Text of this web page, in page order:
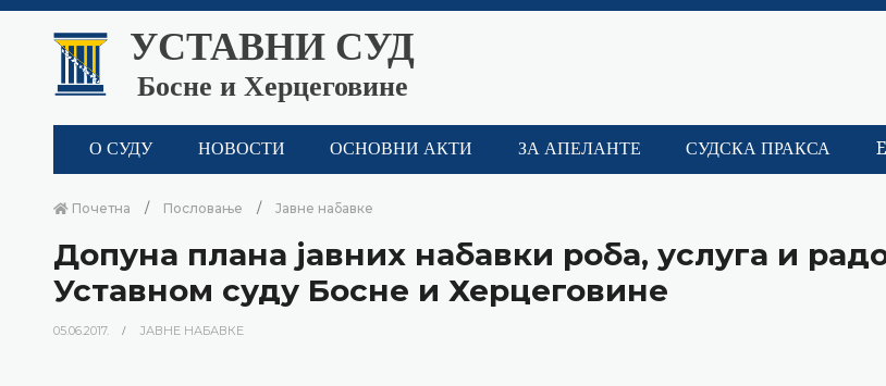
УСТАВНИ СУД
Босне и Херцеговине
О СУДУ НОВОСТИ ОСНОВНИ АКТИ ЗА АПЕЛАНТЕ СУДСКА ПРАКСА
Почетна Пословање Јавне набавке
Допуна плана јавних набавки роба, услуга и
Уставном суду Босне и Херцеговине
05.06.2017. ЈАВНЕ НАБАВКЕ